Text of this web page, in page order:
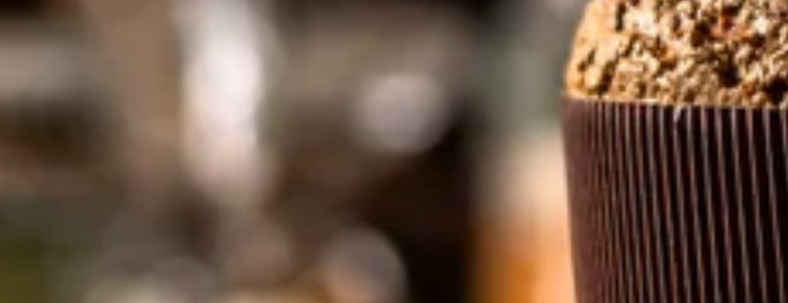
La livraison vous est
offerte
invitation à découvrir le panettone au levain
naturel de la Maison Christophe Louie.
Offre réservée aux nouveaux clients, valable sous conditions.